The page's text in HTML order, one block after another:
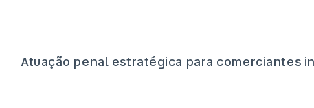
Atuação penal estratégica para comerciantes